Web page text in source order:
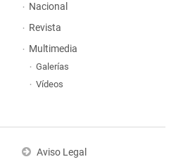
Nacional
Revista
Multimedia
Galerías
Vídeos
Aviso Legal